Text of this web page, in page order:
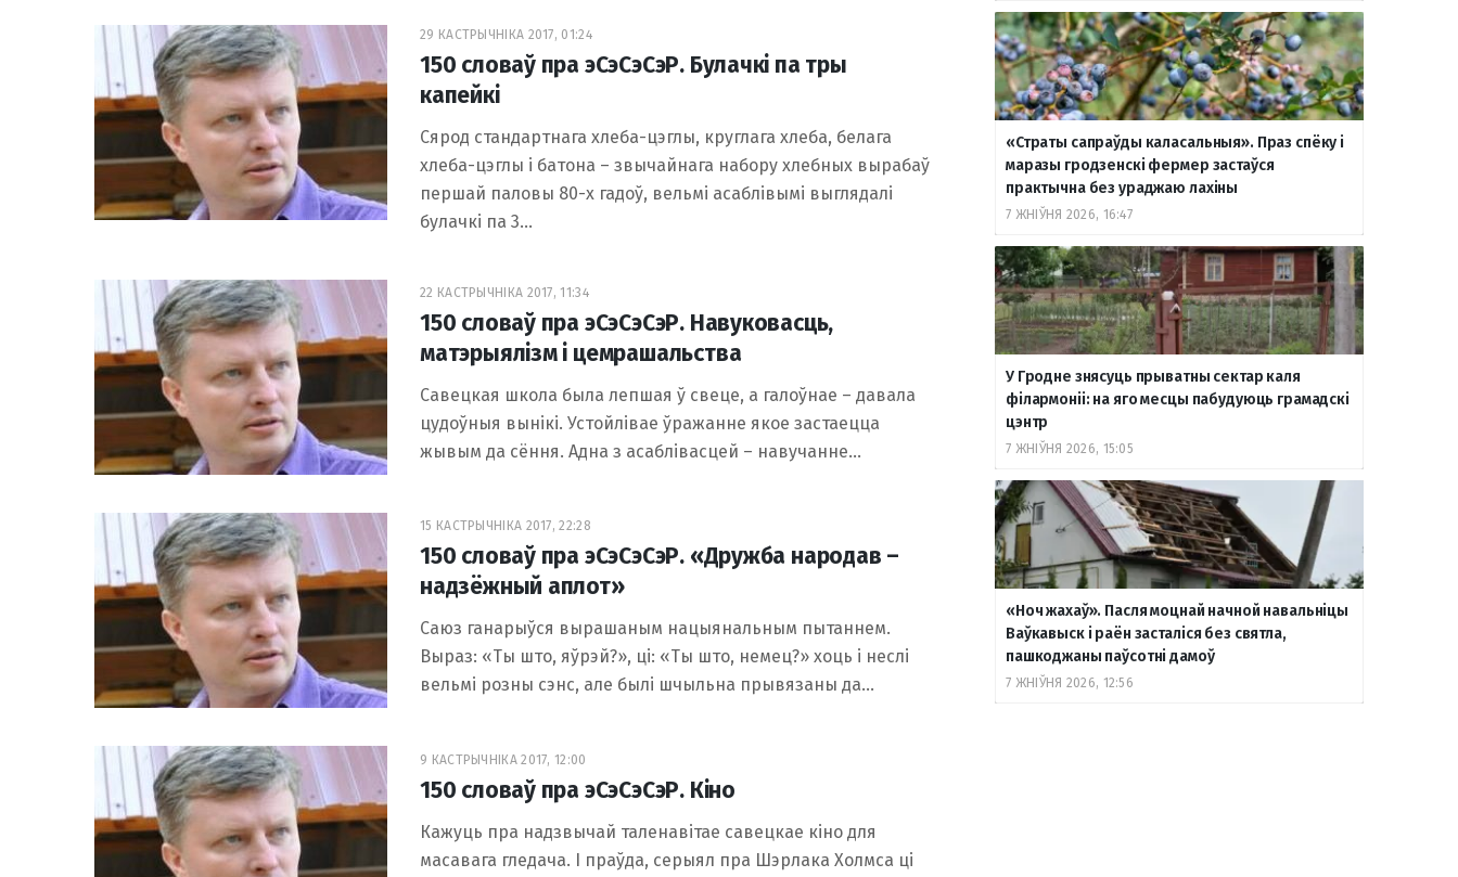
o r a e к
т
29 КАСТРЫЧНІКА 2017, 01:24
150 словаў пра эСэСэСэР. Булачкі па тры
капейкі
Сярод стандартнага хлеба-цэглы, круглага хлеба, белага
хлеба-цэглы і батона – звычайнага набору хлебных вырабаў
першай паловы 80-х гадоў, вельмі асаблівымі выглядалі
булачкі па 3…
22 КАСТРЫЧНІКА 2017, 11:34
150 словаў пра эСэСэСэР. Навуковасць,
матэрыялізм і цемрашальства
Савецкая школа была лепшая ў свеце, а галоўнае – давала
цудоўныя вынікі. Устойлівае ўражанне якое застаецца
жывым да сёння. Адна з асаблівасцей – навучанне…
15 КАСТРЫЧНІКА 2017, 22:28
150 словаў пра эСэСэСэР. «Дружба народав –
надзёжный аплот»
Саюз ганарыўся вырашаным нацыянальным пытаннем.
Выраз: «Ты што, яўрэй?», ці: «Ты што, немец?» хоць і неслі
вельмі розны сэнс, але былі шчыльна прывязаны да…
9 КАСТРЫЧНІКА 2017, 12:00
150 словаў пра эСэСэСэР. Кіно
Кажуць пра надзвычай таленавітае савецкае кіно для
масавага гледача. І праўда, серыял пра Шэрлака Холмса ці
«Страты сапраўды каласальныя». Праз спёку і
маразы гродзенскі фермер застаўся
практычна без ураджаю лахіны
7 ЖНІЎНЯ 2026, 16:47
У Гродне знясуць прыватны сектар каля
філармоніі: на яго месцы пабудуюць грамадскі
цэнтр
7 ЖНІЎНЯ 2026, 15:05
«Ноч жахаў». Пасля моцнай начной навальніцы
Ваўкавыск і раён засталіся без святла,
пашкоджаны паўсотні дамоў
7 ЖНІЎНЯ 2026, 12:56